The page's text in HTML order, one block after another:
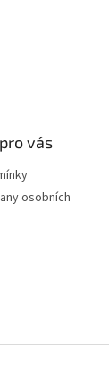
vás
osobních